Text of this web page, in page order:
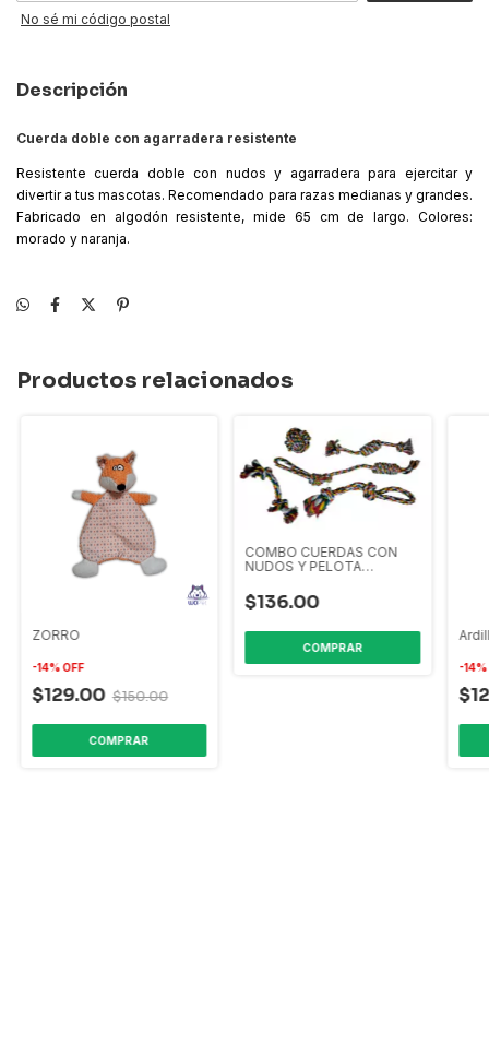
No sé mi código postal
Descripción
Cuerda doble con agarradera resistente
Resistente cuerda doble con nudos y agarradera para ejercitar y
divertir a tus mascotas. Recomendado para razas medianas y grandes.
Fabricado en algodón resistente, mide 65 cm de largo. Colores:
morado y naranja.
Productos relacionados
ZORRO
-14%OFF
$129.00 $150.00
COMBO CUERDAS CON
NUDOS Y PELOTA
$136.00
-14%